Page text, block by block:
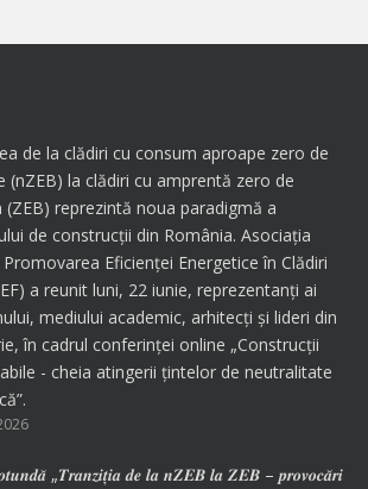
de la clădiri cu consum aproape zero de
(nZEB) la clădiri cu amprentă zero de
(ZEB) reprezintă noua paradigmă a
de construcții din România. Asociația
Eficienței Energetice în Clădiri
a reunit luni, 22 iunie, reprezentanți ai
mediului academic, arhitecți și lideri din
în cadrul conferinței online „Construcții
- cheia atingerii țintelor de neutralitate
„𝑻𝒓𝒂𝒏𝒛𝒊𝒕̦𝒊𝒂 𝒅𝒆 𝒍𝒂 𝒏𝒁𝑬𝑩 𝒍𝒂 𝒁𝑬𝑩 – 𝒑𝒓𝒐𝒗𝒐𝒄𝒂̆𝒓𝒊